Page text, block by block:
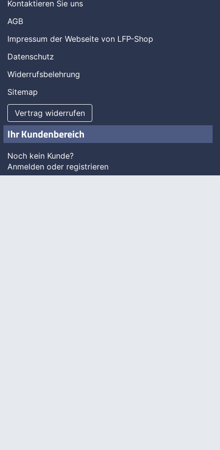
Sonderangebote
Neue Produkte
Verkaufshits
Kontaktieren Sie uns
AGB
Impressum der Webseite von LFP-Shop
Datenschutz
Widerrufsbelehrung
Sitemap